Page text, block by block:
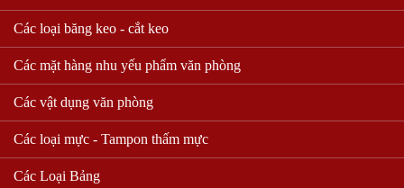
Các loại băng keo - cắt keo
Các mặt hàng nhu yếu phẩm văn phòng
Các vật dụng văn phòng
Các loại mực - Tampon thấm mực
Các Loại Bảng
BÚT KÝ PENTEL NÉT
0.7MM BL57 (CHÍNH
MÃ SỐ: Pentel BL57
59,000 VND
BÚT MY GEL GEL ĐÔNG Á
Mua hàng